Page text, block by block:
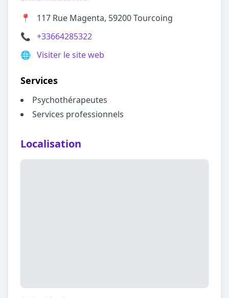
📍
117 Rue Magenta, 59200 Tourcoing
📞 +33664285322
🌐 Visiter le site web
Services
Psychothérapeutes
Services professionnels
Localisation